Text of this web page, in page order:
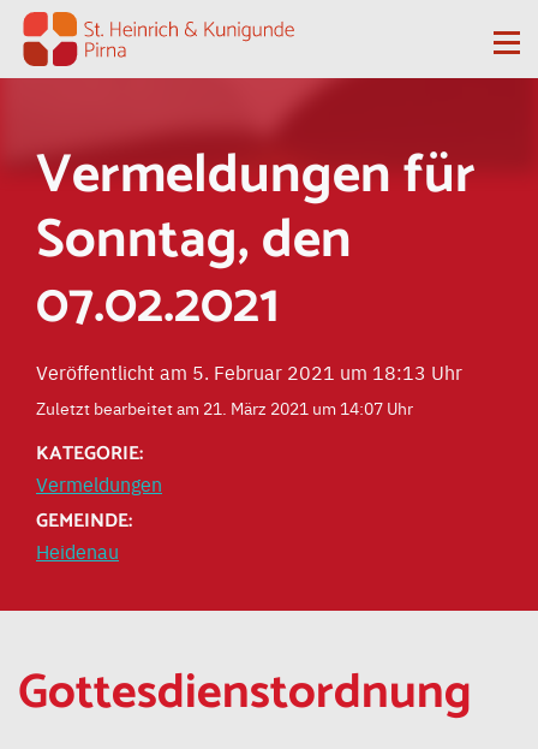
Zum Inhalt springen
Vermeldungen für
Sonntag, den
07.02.2021
Veröffentlicht am 5. Februar 2021 um 18:13 Uhr
Zuletzt bearbeitet am 21. März 2021 um 14:07 Uhr
KATEGORIE:
Vermeldungen
GEMEINDE:
Heidenau
Gottesdienstordnung